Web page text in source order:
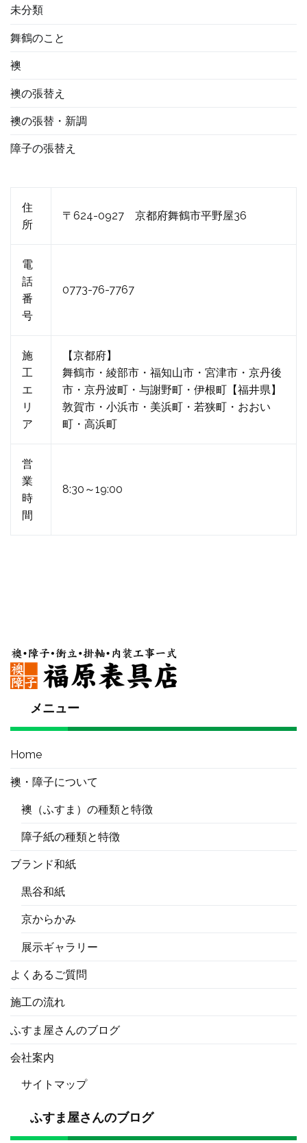
未分類
舞鶴のこと
襖
襖の張替え
襖の張替・新調
障子の張替え
住
所
〒624-0927 京都府舞鶴市平野屋36
電
話
番
号
0773-76-7767
施
工
エ
リ
ア
【京都府】
舞鶴市・綾部市・福知山市・宮津市・京丹後
市・京丹波町・与謝野町・伊根町【福井県】
敦賀市・小浜市・美浜町・若狭町・おおい
町・高浜町
営
業
時
間
8:30～19:00
メニュー
Home
襖・障子について
襖（ふすま）の種類と特徴
障子紙の種類と特徴
ブランド和紙
黒谷和紙
京からかみ
展示ギャラリー
よくあるご質問
施工の流れ
ふすま屋さんのブログ
会社案内
サイトマップ
ふすま屋さんのブログ